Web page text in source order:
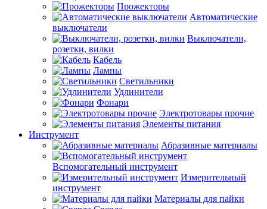
Прожекторы
Автоматические
выключатели
Выключатели,
розетки, вилки
Кабель
Лампы
Светильники
Удлинители
Фонари
Электротовары прочие
Элементы питания
Инструмент
Абразивные материалы
Вспомогательный инструмент
Измерительный
инструмент
Материалы для пайки